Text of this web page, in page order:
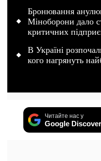
Бронювання
Міноборони дало
критичних
В Україні
кого нагрянуть
Читайте нас у
Google Discover